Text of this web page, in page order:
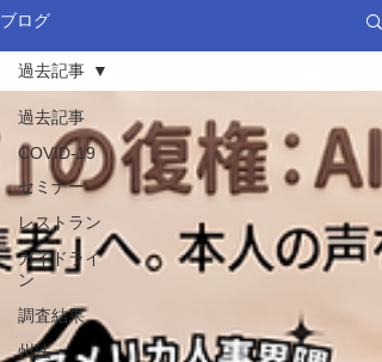
ブログ
過去記事
COVID-19
セミナー
レストラン
ガイドライ
ン
調査結果
州法
過去記事